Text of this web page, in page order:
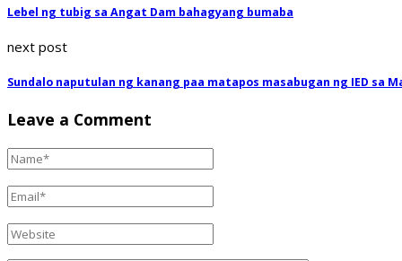
Lebel ng tubig sa Angat Dam bahagyang bumaba
next post
Sundalo naputulan ng kanang paa matapos masabugan ng IED sa
Leave a Comment